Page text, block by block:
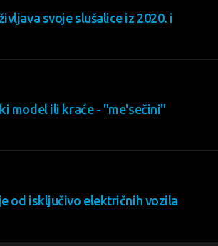
svoje slušalice iz 2020. i
model ili kraće - "me'sečini"
od isključivo električnih vozila